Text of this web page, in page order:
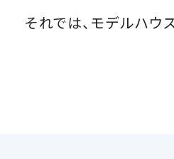
それでは、モデルハウ